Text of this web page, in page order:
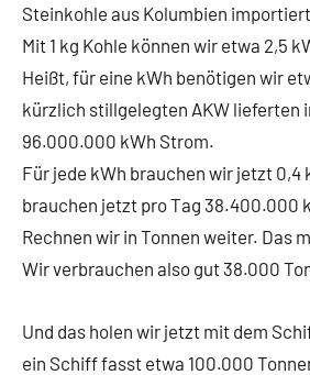
Steinkohle aus Kolumbien
Mit 1 kg Kohle können wir etwa 2,5
Heißt, für eine kWh benötigen wir
kürzlich stillgelegten AKW lieferten
96.000.000 kWh Strom.
Für jede kWh brauchen wir jetzt 0,4
brauchen jetzt pro Tag 38.400.000
Rechnen wir in Tonnen weiter. Das
Wir verbrauchen also gut 38.000
Und das holen wir jetzt mit dem
ein Schiff fasst etwa 100.000